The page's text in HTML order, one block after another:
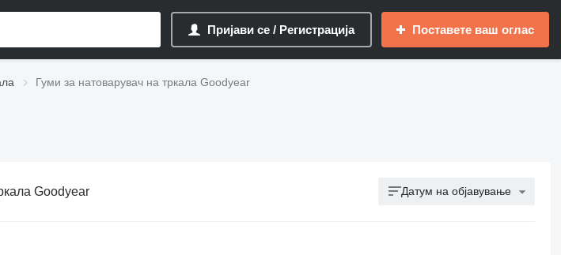
Пријави се / Регистрација Поставете ваш оглас
Гуми за натоварувач на тркала Goodyear
Goodyear Датум на објавување